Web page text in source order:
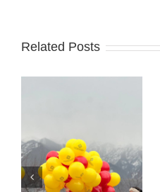
Related Posts